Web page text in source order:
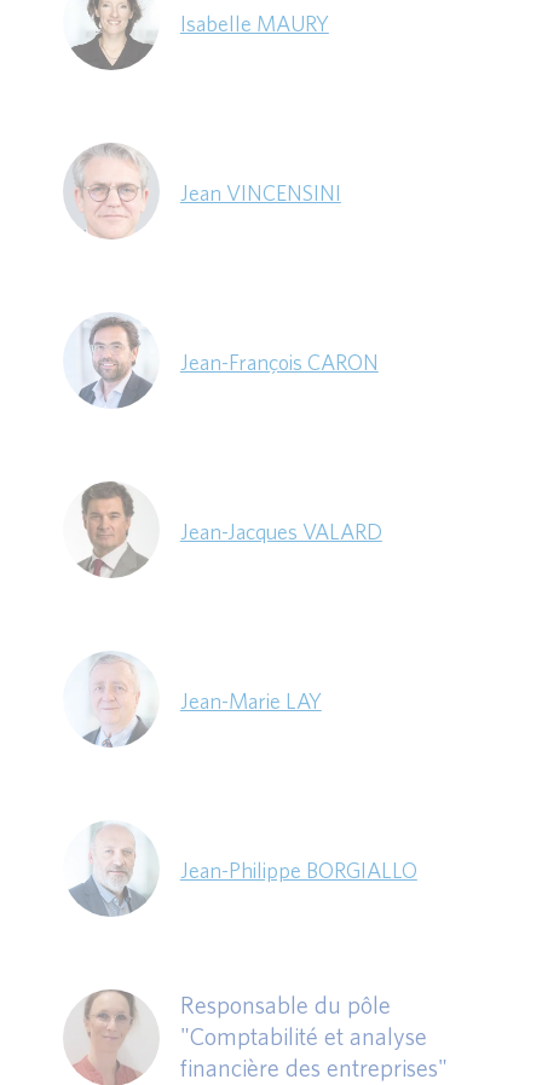
Isabelle MAURY
Jean VINCENSINI
Jean-François CARON
Jean-Jacques VALARD
Jean-Marie LAY
Jean-Philippe BORGIALLO
Responsable du pôle
"Comptabilité et analyse
financière des entreprises"